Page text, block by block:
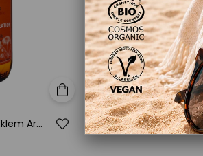
Organik Arnikalı Kas ve Eklem Aromaterapi Masaj Yağı 120 ml
Sepete Ekle